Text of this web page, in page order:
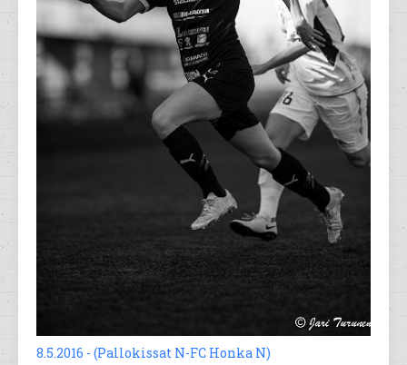
8.5.2016 - (Pallokissat N-FC Honka N)